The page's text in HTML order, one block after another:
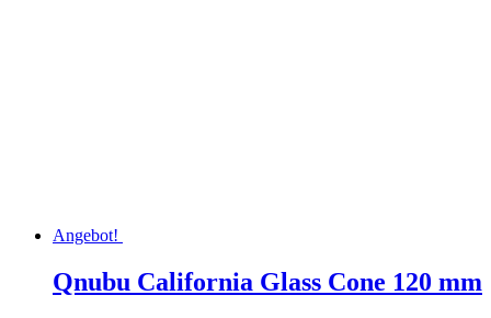
Angebot!
Qnubu California Glass Cone 120 mm